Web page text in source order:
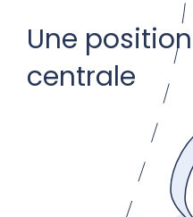
Une position
centrale